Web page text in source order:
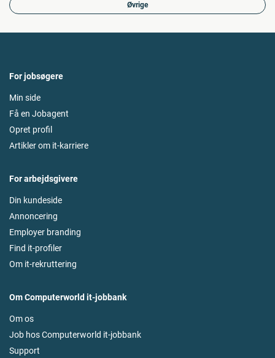
Øvrige
For jobsøgere
Min side
Få en Jobagent
Opret profil
Artikler om it-karriere
For arbejdsgivere
Din kundeside
Annoncering
Employer branding
Find it-profiler
Om it-rekruttering
Om Computerworld it-jobbank
Om os
Job hos Computerworld it-jobbank
Support